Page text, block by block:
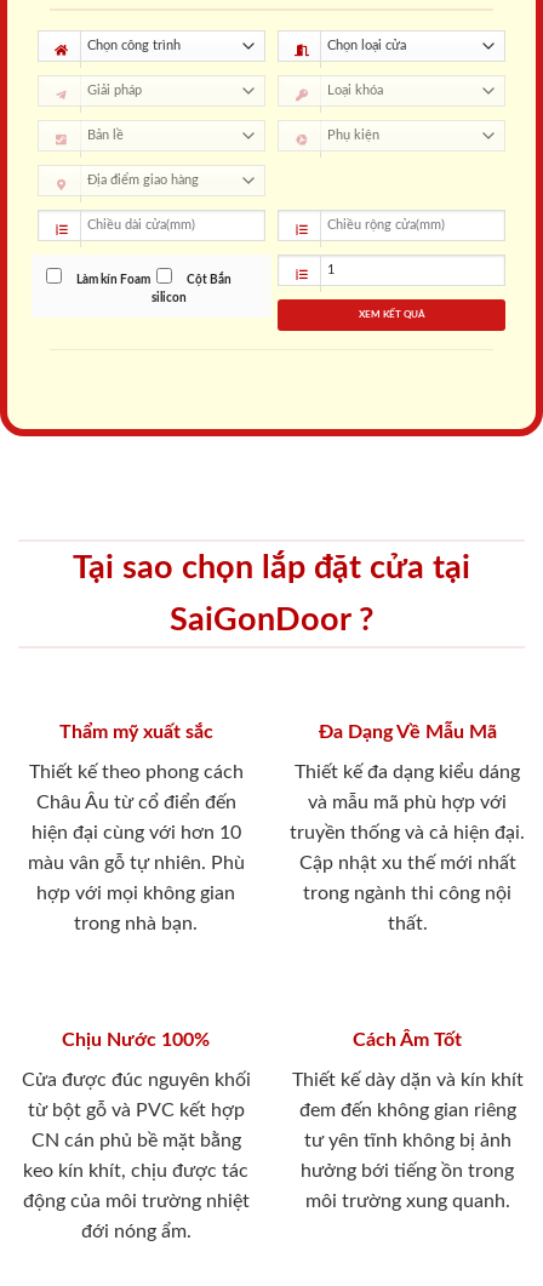
Làm kín Foam
Cột Bắn
silicon
XEM KẾT QUẢ
Tại sao chọn lắp đặt cửa tại
SaiGonDoor ?
Thẩm mỹ xuất sắc
Thiết kế theo phong cách
Châu Âu từ cổ điển đến
hiện đại cùng với hơn 10
màu vân gỗ tự nhiên. Phù
hợp với mọi không gian
trong nhà bạn.
Đa Dạng Về Mẫu Mã
Thiết kế đa dạng kiểu dáng
và mẫu mã phù hợp với
truyền thống và cả hiện đại.
Cập nhật xu thế mới nhất
trong ngành thi công nội
thất.
Chịu Nước 100%
Cửa được đúc nguyên khối
từ bột gỗ và PVC kết hợp
CN cán phủ bề mặt bằng
keo kín khít, chịu được tác
động của môi trường nhiệt
đới nóng ẩm.
Cách Âm Tốt
Thiết kế dày dặn và kín khít
đem đến không gian riêng
tư yên tĩnh không bị ảnh
hưởng bới tiếng ồn trong
môi trường xung quanh.